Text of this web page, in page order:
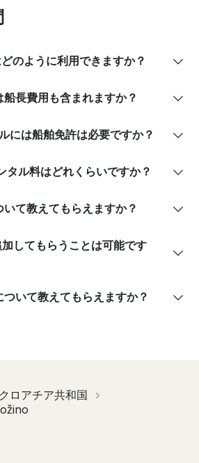
のように利用できますか？
船長費用も含まれますか？
には船舶免許は必要ですか？
タル料はどれくらいですか？
て教えてもらえますか？
してもらうことは可能です
いて教えてもらえますか？
クロアチア共和国